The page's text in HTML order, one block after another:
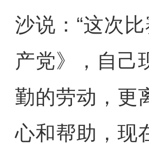
沙说：“这次
产党》，自己
勤的劳动，更
心和帮助，现